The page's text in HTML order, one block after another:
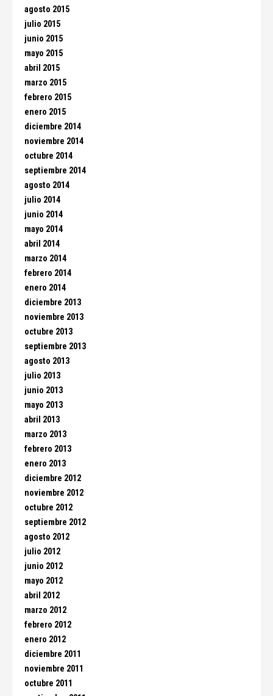
agosto 2015
julio 2015
junio 2015
mayo 2015
abril 2015
marzo 2015
febrero 2015
enero 2015
diciembre 2014
noviembre 2014
octubre 2014
septiembre 2014
agosto 2014
julio 2014
junio 2014
mayo 2014
abril 2014
marzo 2014
febrero 2014
enero 2014
diciembre 2013
noviembre 2013
octubre 2013
septiembre 2013
agosto 2013
julio 2013
junio 2013
mayo 2013
abril 2013
marzo 2013
febrero 2013
enero 2013
diciembre 2012
noviembre 2012
octubre 2012
septiembre 2012
agosto 2012
julio 2012
junio 2012
mayo 2012
abril 2012
marzo 2012
febrero 2012
enero 2012
diciembre 2011
noviembre 2011
octubre 2011